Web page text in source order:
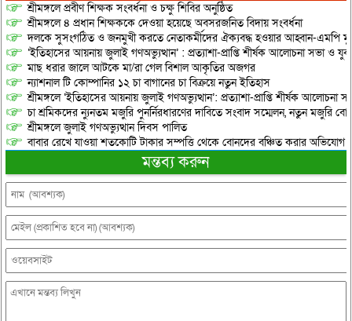
শ্রীমঙ্গলে প্রবীণ শিক্ষক সংবর্ধনা ও চক্ষু শিবির অনুষ্ঠিত
শ্রীমঙ্গলে ৪ প্রধান শিক্ষককে দেওয়া হয়েছে অবসরজনিত বিদায় সংবর্ধনা
দলকে সুসংগঠিত ও জনমুখী করতে নেতাকর্মীদের ঐক্যবদ্ধ হওয়ার আহ্বান-এমপি
‘ইতিহাসের আয়নায় জুলাই গণঅভ্যুত্থান’ : প্রত্যাশা-প্রাপ্তি শীর্ষক আলোচনা সভা ও
মাছ ধরার জালে আটকে মা/রা গেল বিশাল আকৃতির অজগর
ন্যাশনাল টি কোম্পানির ১২ চা বাগানের চা বিক্রয়ে নতুন ইতিহাস
শ্রীমঙ্গলে ‘ইতিহাসের আয়নায় জুলাই গণঅভ্যুত্থান’: প্রত্যাশা-প্রাপ্তি শীর্ষক আলোচনা
চা শ্রমিকদের ন্যুনতম মজুরি পুনর্নিরধারণের দাবিতে সংবাদ সম্মেলন, নতুন মজুরি
শ্রীমঙ্গলে জুলাই গণঅভ্যুত্থান দিবস পালিত
বাবার রেখে যাওয়া শতকোটি টাকার সম্পত্তি থেকে বোনদের বঞ্চিত করার অভিযোগ
মন্তব্য করুন